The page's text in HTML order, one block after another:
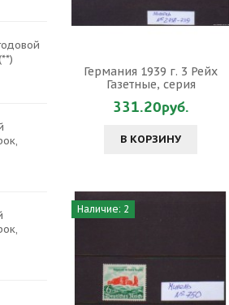
Германия 1939 г. 3 Рейх
Газетные, серия
331.20руб.
В КОРЗИНУ
Наличие: 2